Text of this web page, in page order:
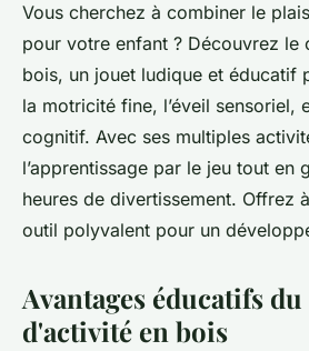
Vous cherchez à combiner le
pour votre enfant ? Découvrez le
bois, un jouet ludique et éducatif
la motricité fine, l’éveil sensoriel,
cognitif. Avec ses multiples
l’apprentissage par le jeu tout en
heures de divertissement. Offrez
outil polyvalent pour un
Avantages éducatifs
d'activité en bois